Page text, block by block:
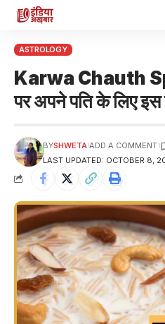
ASTROLOGY
Karwa Chauth
पर अपने पति के लिए
LAST UPDATED: OCTOBER 8,
BYSHWETA ADD A COMMENT